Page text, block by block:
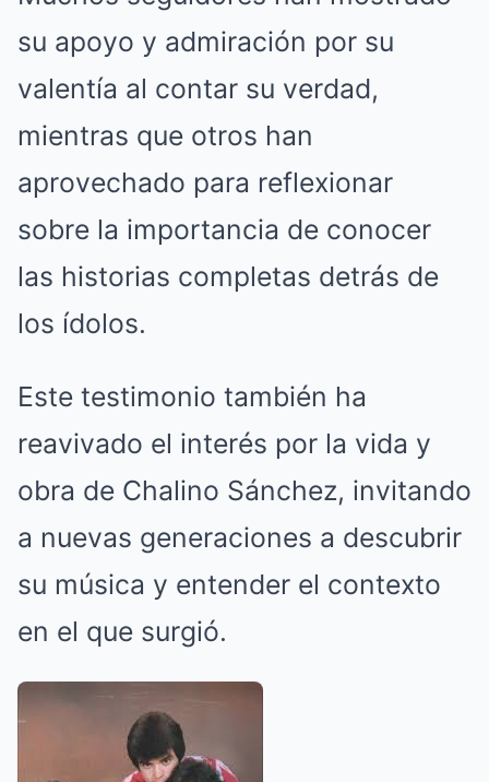
su apoyo y admiración por su
valentía al contar su verdad,
mientras que otros han
aprovechado para reflexionar
sobre la importancia de conocer
las historias completas detrás de
los ídolos.
Este testimonio también ha
reavivado el interés por la vida y
obra de Chalino Sánchez, invitando
a nuevas generaciones a descubrir
su música y entender el contexto
en el que surgió.